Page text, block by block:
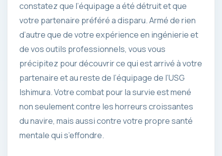
constatez que l’équipage a été détruit et que
votre partenaire préféré a disparu. Armé de rien
d’autre que de votre expérience en ingénierie et
de vos outils professionnels, vous vous
précipitez pour découvrir ce qui est arrivé à votre
partenaire et au reste de l’équipage de l’USG
Ishimura. Votre combat pour la survie est mené
non seulement contre les horreurs croissantes
du navire, mais aussi contre votre propre santé
mentale qui s’effondre.